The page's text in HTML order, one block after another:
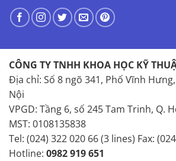
CÔNG TY TNHH KHOA HỌC KỸ
Địa chỉ: Số 8 ngõ 341, Phố Vĩnh
Nội
VPGD: Tầng 6, số 245 Tam Trinh, Q.
MST: 0108135838
Tel: (024) 322 020 66 (3 lines) Fax:
Hotline: 0982 919 651